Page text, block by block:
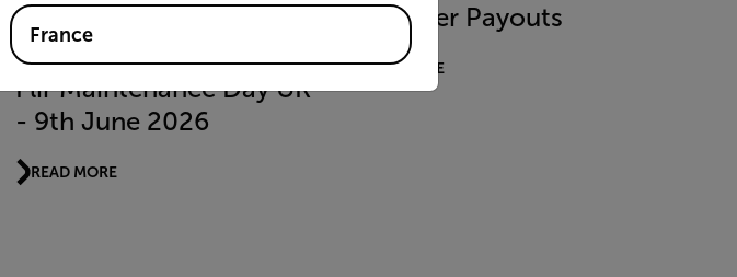
FORMATION PRÉSENTIELLE
Flir Maintenance Day UK
- 9th June 2026
READ MORE
for Faster Payouts
READ MORE
France